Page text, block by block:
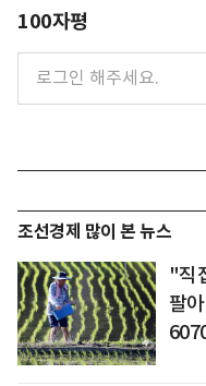
100자평
조선경제 많이 본 뉴스
"직
팔